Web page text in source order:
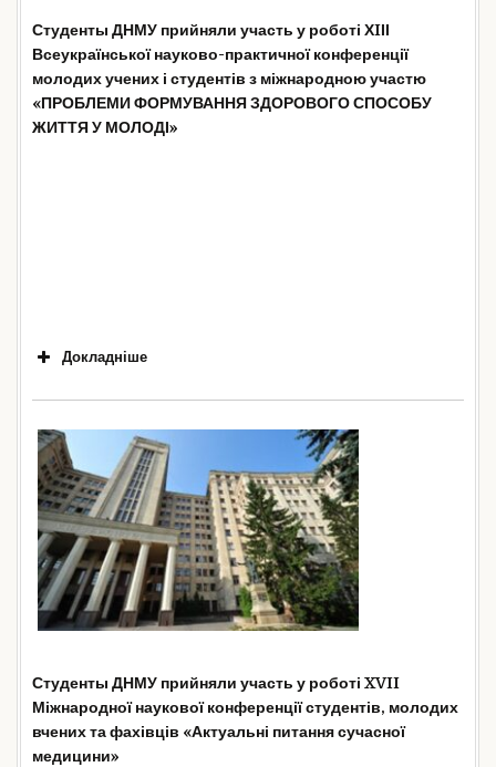
«Особливості
клінічних проявів та лабораторна
діагностика
-19»
«Надання допомоги хворим наCOVІD
умовах стаціонарного відділення».
Костецький І.В.
Програма конференції
Студенты ДНМУ прийняли участь у роботі ХIІІ
Всеукраїнської науково-практичної конференції
молодих учених і студентів з міжнародною участю
«ПРОБЛЕМИ ФОРМУВАННЯ ЗДОРОВОГО СПОСОБУ
ЖИТТЯ У МОЛОДІ»
Докладніше
Студенты ДНМУ прийняли участь у роботі XVII
Міжнародної наукової конференції студентів, молодих
вчених та фахівців «Актуальні питання сучасної
медицини»